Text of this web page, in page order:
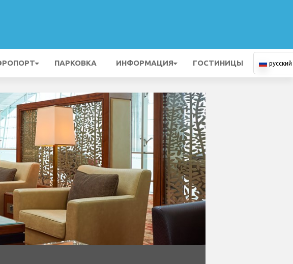
ПАРКОВКА ИНФОРМАЦИЯ ГОСТИНИЦЫ русский